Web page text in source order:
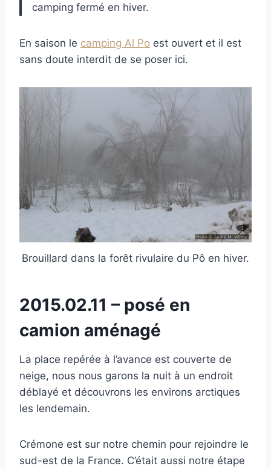
camping fermé en hiver.
En saison le camping Al Po est ouvert et il est
sans doute interdit de se poser ici.
Brouillard dans la forêt rivulaire du Pô en hiver.
2015.02.11 – posé en
camion aménagé
La place repérée à l’avance est couverte de
neige, nous nous garons la nuit à un endroit
déblayé et découvrons les environs arctiques
les lendemain.
Crémone est sur notre chemin pour rejoindre le
sud-est de la France. C’était aussi notre étape